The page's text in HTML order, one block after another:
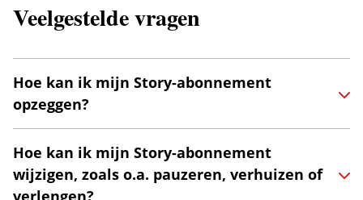
Veelgestelde vragen
Hoe kan ik mijn Story-abonnement
opzeggen?
Hoe kan ik mijn Story-abonnement
wijzigen, zoals o.a. pauzeren, verhuizen of
verlengen?